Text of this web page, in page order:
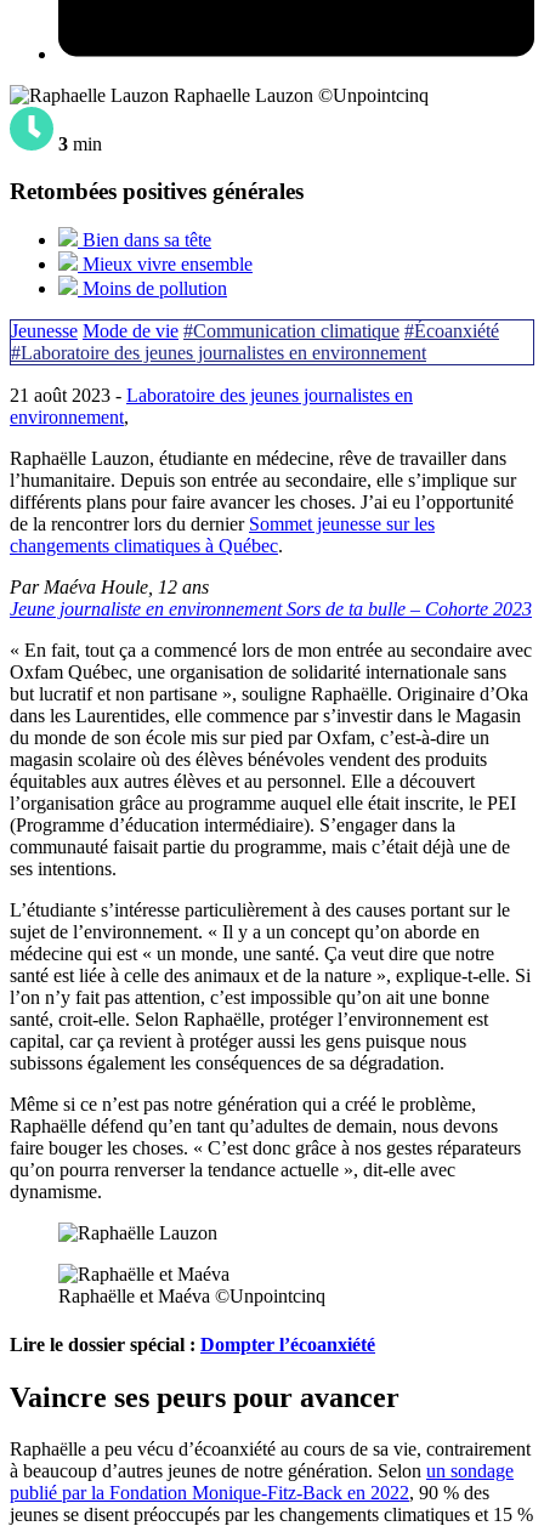
Raphaelle Lauzon ©Unpointcinq
3 min
Retombées positives générales
Bien dans sa tête
Mieux vivre ensemble
Moins de pollution
Jeunesse Mode de vie #Communication climatique #Écoanxiété
#Laboratoire des jeunes journalistes en environnement
21 août 2023 - Laboratoire des jeunes journalistes en
environnement,
Raphaëlle Lauzon, étudiante en médecine, rêve de travailler dans
l’humanitaire. Depuis son entrée au secondaire, elle s’implique sur
différents plans pour faire avancer les choses. J’ai eu l’opportunité
de la rencontrer lors du dernier Sommet jeunesse sur les
changements climatiques à Québec.
Par Maéva Houle, 12 ans
Jeune journaliste en environnement Sors de ta bulle – Cohorte 2023
« En fait, tout ça a commencé lors de mon entrée au secondaire avec
Oxfam Québec, une organisation de solidarité internationale sans
but lucratif et non partisane », souligne Raphaëlle. Originaire d’Oka
dans les Laurentides, elle commence par s’investir dans le Magasin
du monde de son école mis sur pied par Oxfam, c’est-à-dire un
magasin scolaire où des élèves bénévoles vendent des produits
équitables aux autres élèves et au personnel. Elle a découvert
l’organisation grâce au programme auquel elle était inscrite, le PEI
(Programme d’éducation intermédiaire). S’engager dans la
communauté faisait partie du programme, mais c’était déjà une de
ses intentions.
L’étudiante s’intéresse particulièrement à des causes portant sur le
sujet de l’environnement. « Il y a un concept qu’on aborde en
médecine qui est « un monde, une santé. Ça veut dire que notre
santé est liée à celle des animaux et de la nature », explique-t-elle. Si
l’on n’y fait pas attention, c’est impossible qu’on ait une bonne
santé, croit-elle. Selon Raphaëlle, protéger l’environnement est
capital, car ça revient à protéger aussi les gens puisque nous
subissons également les conséquences de sa dégradation.
Même si ce n’est pas notre génération qui a créé le problème,
Raphaëlle défend qu’en tant qu’adultes de demain, nous devons
faire bouger les choses. « C’est donc grâce à nos gestes réparateurs
qu’on pourra renverser la tendance actuelle », dit-elle avec
dynamisme.
Raphaëlle et Maéva ©Unpointcinq
Lire le dossier spécial : Dompter l’écoanxiété
Vaincre ses peurs pour avancer
Raphaëlle a peu vécu d’écoanxiété au cours de sa vie, contrairement
à beaucoup d’autres jeunes de notre génération. Selon un sondage
publié par la Fondation Monique-Fitz-Back en 2022, 90 % des
jeunes se disent préoccupés par les changements climatiques et 15 %